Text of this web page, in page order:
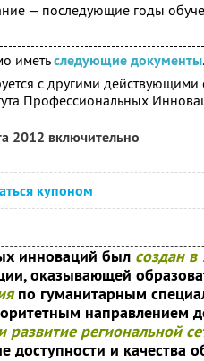
— последующие годы
иметьследующие документы.
с другими действующими
Профессиональных
2012 включительно
купоном
инноваций был создан в
оказывающей
по гуманитарным
направлением
развитие региональной
и качества